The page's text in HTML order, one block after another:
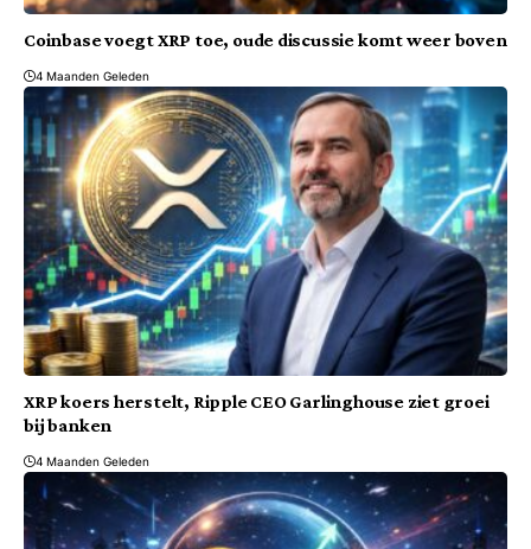
Coinbase voegt XRP toe, oude discussie komt weer boven
4 Maanden Geleden
XRP koers herstelt, Ripple CEO Garlinghouse ziet groei
bij banken
4 Maanden Geleden